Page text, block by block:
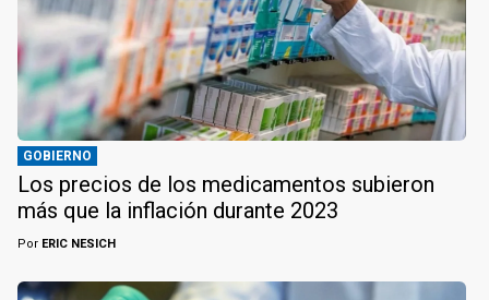
GOBIERNO
Los precios de los medicamentos subieron
más que la inflación durante 2023
Por ERIC NESICH